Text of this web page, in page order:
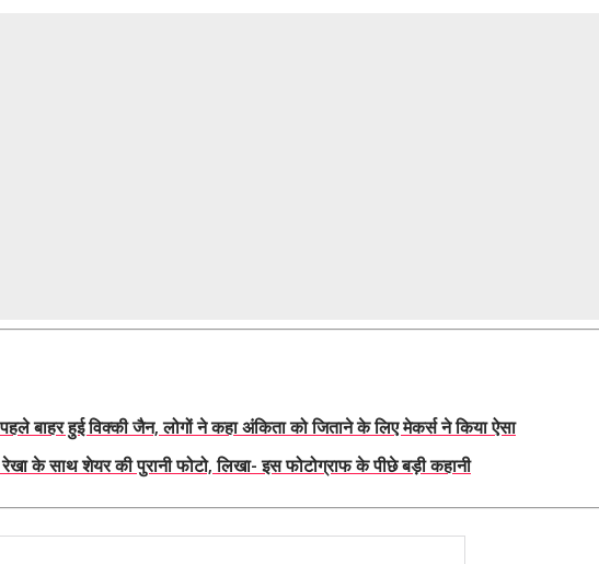
बाहर हुई विक्की जैन, लोगों ने कहा अंकिता को जिताने के लिए मेकर्स ने किया ऐसा
के साथ शेयर की पुरानी फोटो, लिखा- इस फोटोग्राफ के पीछे बड़ी कहानी